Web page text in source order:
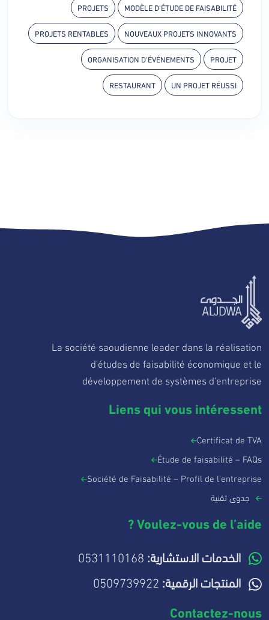
MODÈLE D'ÉTUDE DE FAISABILITÉ
PROJETS
NOUVEAUX PROJETS INNOVANTS
PROJETS RENTABLES
PROJET
ORGANISATION D'ÉVÉNEMENTS
UN PROJET RÉUSSI
RESTAURANT
La société saoudienne leader dans la réalisation
d'études de faisabilité économique et le
développement de systèmes d'entreprise
Liens qui vous intéressent
Certificat de TVA
Étude de faisabilité – FAQs
Société de Faisabilité – Profil de l'entreprise
جدوى تقنية
Voulez-vous de l’aide ?
الخدمات الاستشارية:
المنتجات الرقمية:
Contactez-nous